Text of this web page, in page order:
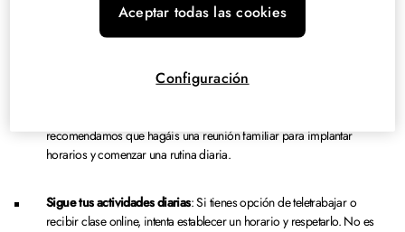
Mantener los horarios: Algunos estudios destacan que para que una
persona se mantenga bien físicamente es más importante dormir bien
debe descansar y dormir las siete u ocho horas de sueño que necesita
recomendamos que hagáis una reunión familiar para implantar
horarios y comenzar una rutina diaria.
Sigue tus actividades diarias: Si tienes opción de teletrabajar o
recibir clase online, intenta establecer un horario y respetarlo. No es
Aceptar todas las cookies
Configuración